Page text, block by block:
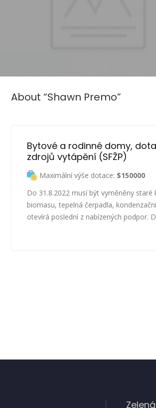
About “Shawn Premo”
Bytové a rodinné domy,
zdrojů vytápění (SFŽP)
Maximální výše dotace: $150000
Do 31.8.2022 musí být vyměněny
biomasu, tepelná čerpadla,
otevírá poslední z nabízených podpor.